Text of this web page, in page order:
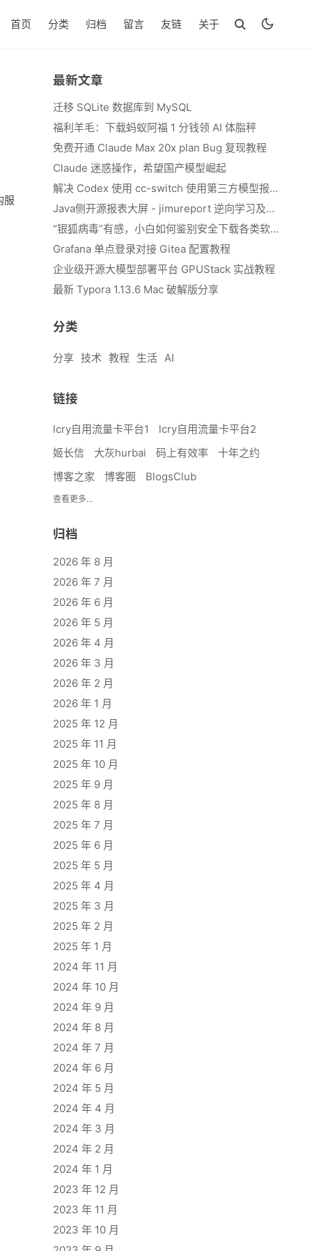
首页 分类 归档 留言 友链 关于
服
最新文章
迁移 SQLite 数据库到 MySQL
福利羊毛：下载蚂蚁阿福 1 分钱领 AI 体脂秤
免费开通 Claude Max 20x plan Bug 复现教程
Claude 迷惑操作，希望国产模型崛起
解决 Codex 使用 cc-switch 使用第三方模型报错 We&#039;re currently experiencing high demand, which may cause temporary errors.
Java侧开源报表大屏 - jimureport 逆向学习及二开思路
“银狐病毒”有感，小白如何鉴别安全下载各类软件
Grafana 单点登录对接 Gitea 配置教程
企业级开源大模型部署平台 GPUStack 实战教程
最新 Typora 1.13.6 Mac 破解版分享
分类
分享 技术 教程 生活 AI
链接
lcry自用流量卡平台1
lcry自用流量卡平台2
姬长信
大灰hurbai 码上有效率
十年之约
博客之家
博客圈 BlogsClub
查看更多...
归档
2026 年 8 月
2026 年 7 月
2026 年 6 月
2026 年 5 月
2026 年 4 月
2026 年 3 月
2026 年 2 月
2026 年 1 月
2025 年 12 月
2025 年 11 月
2025 年 10 月
2025 年 9 月
2025 年 8 月
2025 年 7 月
2025 年 6 月
2025 年 5 月
2025 年 4 月
2025 年 3 月
2025 年 2 月
2025 年 1 月
2024 年 11 月
2024 年 10 月
2024 年 9 月
2024 年 8 月
2024 年 7 月
2024 年 6 月
2024 年 5 月
2024 年 4 月
2024 年 3 月
2024 年 2 月
2024 年 1 月
2023 年 12 月
2023 年 11 月
2023 年 10 月